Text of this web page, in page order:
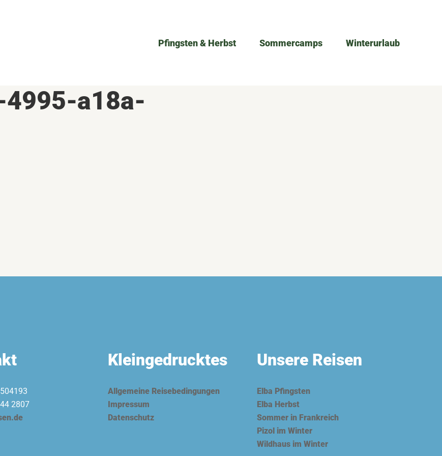
Pfingsten & Herbst Sommercamps Winterurlaub
a18a-
2807
Kleingedrucktes
Allgemeine Reisebedingungen
Impressum
Datenschutz
Unsere Reisen
Elba Pfingsten
Elba Herbst
Sommer in Frankreich
Pizol im Winter
Wildhaus im Winter